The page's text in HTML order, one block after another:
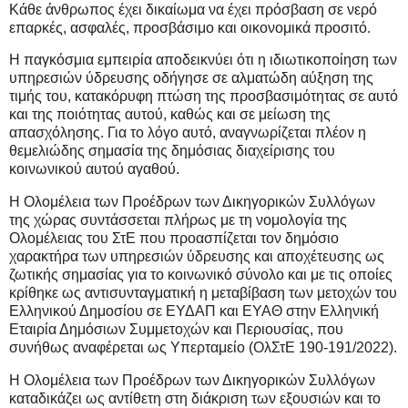
Κάθε άνθρωπος έχει δικαίωμα να έχει πρόσβαση σε νερό
επαρκές, ασφαλές, προσβάσιμο και οικονομικά προσιτό.
Η παγκόσμια εμπειρία αποδεικνύει ότι η ιδιωτικοποίηση των
υπηρεσιών ύδρευσης οδήγησε σε αλματώδη αύξηση της
τιμής του, κατακόρυφη πτώση της προσβασιμότητας σε αυτό
και της ποιότητας αυτού, καθώς και σε μείωση της
απασχόλησης. Για το λόγο αυτό, αναγνωρίζεται πλέον η
θεμελιώδης σημασία της δημόσιας διαχείρισης του
κοινωνικού αυτού αγαθού.
Η Ολομέλεια των Προέδρων των Δικηγορικών Συλλόγων
της χώρας συντάσσεται πλήρως με τη νομολογία της
Ολομέλειας του ΣτΕ που προασπίζεται τον δημόσιο
χαρακτήρα των υπηρεσιών ύδρευσης και αποχέτευσης ως
ζωτικής σημασίας για το κοινωνικό σύνολο και με τις οποίες
κρίθηκε ως αντισυνταγματική η μεταβίβαση των μετοχών του
Ελληνικού Δημοσίου σε ΕΥΔΑΠ και ΕΥΑΘ στην Ελληνική
Εταιρία Δημόσιων Συμμετοχών και Περιουσίας, που
συνήθως αναφέρεται ως Υπερταμείο (ΟλΣτΕ 190-191/2022).
Η Ολομέλεια των Προέδρων των Δικηγορικών Συλλόγων
καταδικάζει ως αντίθετη στη διάκριση των εξουσιών και το